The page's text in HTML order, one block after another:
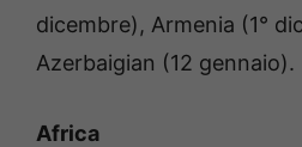
dicembre), Armenia (1°
Azerbaigian (12 gennaio).
Africa